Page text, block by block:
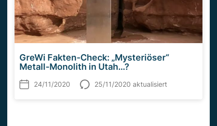
GreWi Fakten-Check: „Mysteriöser“
Metall-Monolith in Utah…?
24/11/2020 25/11/2020 aktualisiert